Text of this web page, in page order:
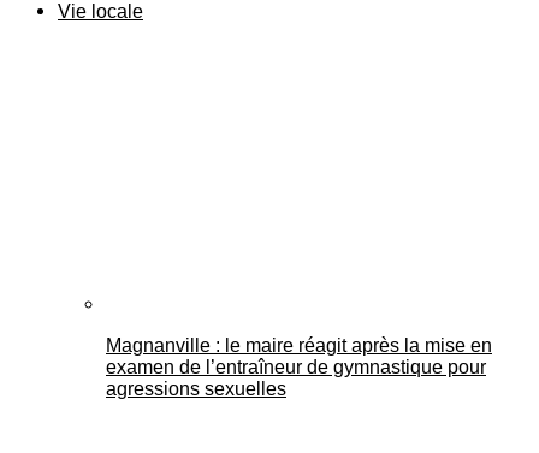
Vie locale
Magnanville : le maire réagit après la mise en
examen de l’entraîneur de gymnastique pour
agressions sexuelles